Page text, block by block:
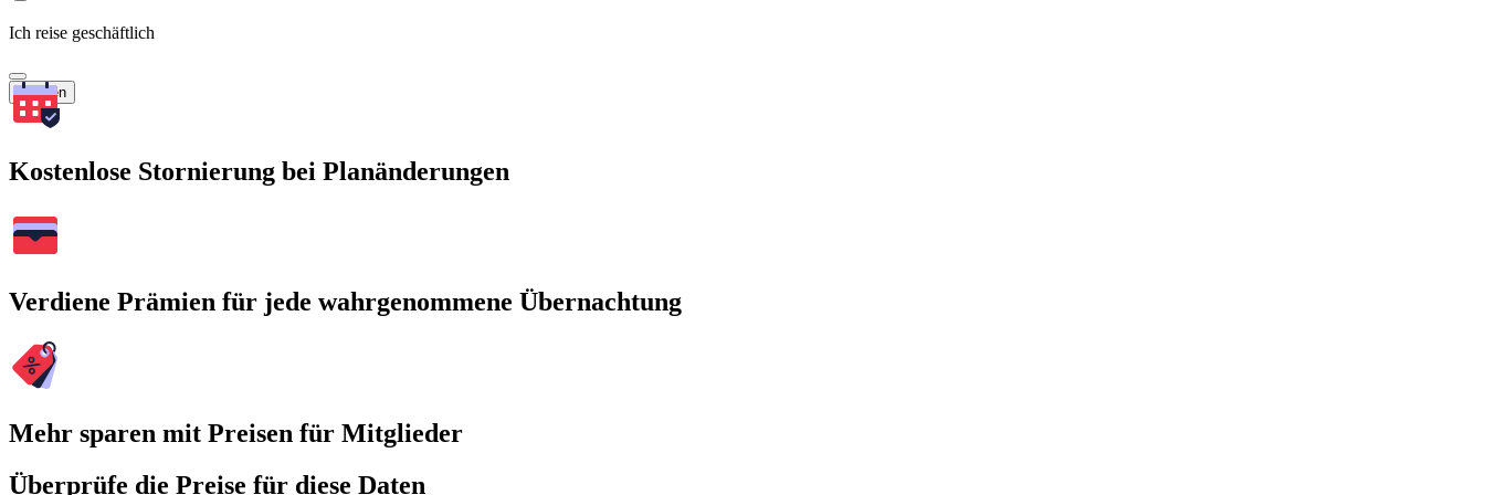
Ich reise geschäftlich
Suchen
Kostenlose Stornierung bei Planänderungen
Verdiene Prämien für jede wahrgenommene Übernachtung
Mehr sparen mit Preisen für Mitglieder
Überprüfe die Preise für diese Daten